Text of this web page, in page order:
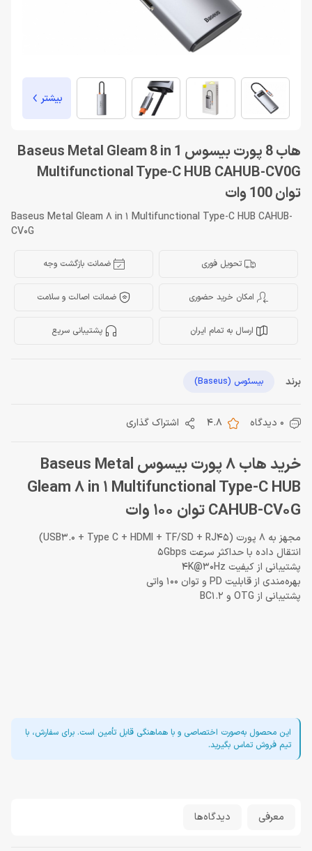
بیشتر
هاب 8 پورت بیسوس Baseus Metal Gleam 8 in 1
Multifunctional Type-C HUB CAHUB-CV0G
توان 100 وات
Baseus Metal Gleam 8 in 1 Multifunctional Type-C HUB CAHUB-
CV0G
تحویل فوری ضمانت بازگشت وجه
امکان خرید حضوری ضمانت اصالت و سلامت
ارسال به تمام ایران پشتیبانی سریع
برند بیسئوس (Baseus)
0 دیدگاه 4.8 اشتراک گذاری
خرید هاب 8 پورت بیسوس Baseus Metal
Gleam 8 in 1 Multifunctional Type-C HUB
CAHUB-CV0G توان 100 وات
مجهز به 8 پورت (USB3.0 + Type C + HDMI + TF/SD + RJ45)
انتقال داده با حداکثر سرعت 5Gbps
پشتیبانی از کیفیت 4K@30Hz
بهره‌مندی از قابلیت PD و توان 100 واتی
پشتیبانی از OTG و BC1.2
این محصول به‌صورت اختصاصی و با هماهنگی قابل تأمین است. برای سفارش، با
تیم فروش تماس بگیرید.
معرفی دیدگاه‌ها